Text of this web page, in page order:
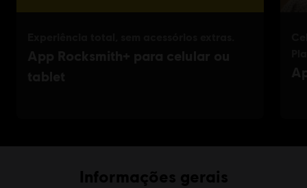
Informações gerais